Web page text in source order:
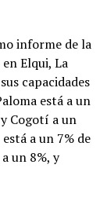
informe de la
Elqui, La
capacidades
está a un
Cogotí a un
a un 7% de
un 8%, y